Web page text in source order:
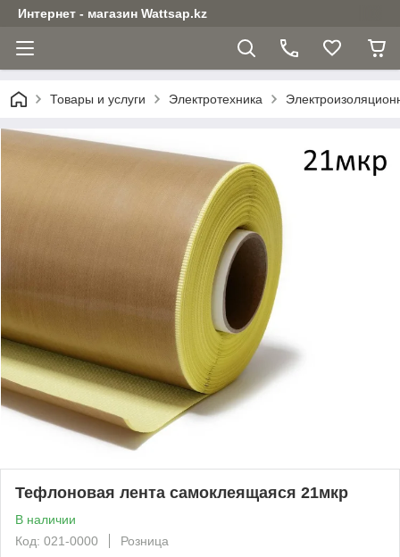
Интернет - магазин Wattsap.kz
Товары и услуги Электротехника
Тефлоновая лента самоклеящаяся 21мкр
В наличии
Код: 021-0000
Розница